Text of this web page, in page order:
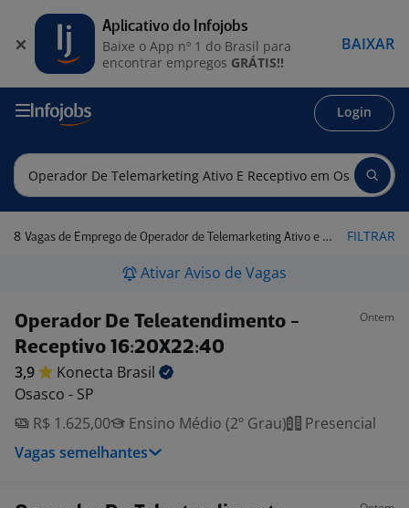
Login
8 Vagas de Emprego de Operador de Telemarketing Ativo e Receptivo em Osasco - SP FILTRAR
Ativar Aviso de Vagas
Operador De Teleatendimento -
Receptivo 16:20X22:40
Ontem
3,9 Konecta Brasil
Osasco - SP
R$ 1.625,00
Ensino Médio (2º Grau)
Presencial
Vagas semelhantes
Aplicativo do Infojobs
Baixe o App nº 1 do Brasil para
encontrar empregos GRÁTIS!!
BAIXAR